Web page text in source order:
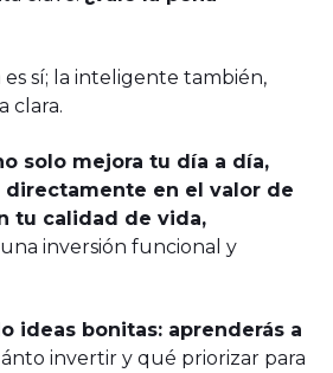
sí; la inteligente también,
clara.
solo mejora tu día a día,
en el valor de
tu calidad de vida,
inversión funcional y
ideas bonitas: aprenderás a
invertir y qué priorizar para